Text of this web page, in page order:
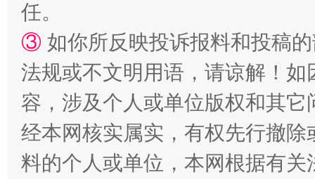
任。
③ 如你所反映投诉报料和投稿
法规或不文明用语，请谅解！
容，涉及个人或单位版权和其它
经本网核实属实，有权先行撤
料的个人或单位，本网根据有